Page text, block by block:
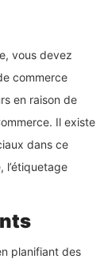
vous devez
commerce
en raison de
Il existe
dans ce
l’étiquetage
planifiant des